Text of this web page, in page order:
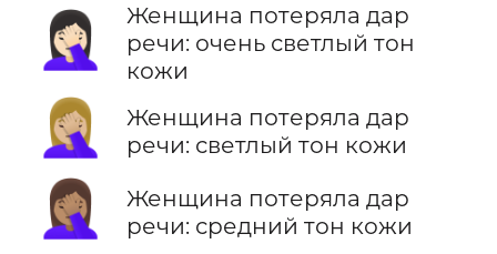
🤦🏻‍♀️
Женщина потеряла дар
речи: очень светлый тон
кожи
🤦🏼‍♀️
Женщина потеряла дар
речи: светлый тон кожи
🤦🏽‍♀️
Женщина потеряла дар
речи: средний тон кожи